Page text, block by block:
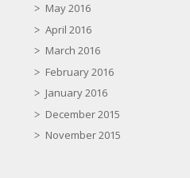
May 2016
April 2016
March 2016
February 2016
January 2016
December 2015
November 2015